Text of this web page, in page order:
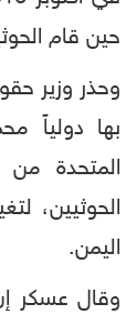
حين قام
وحذر وزير
بها دولياً
المتحدة من
الحوثيين،
اليمن.
وقال عسكر